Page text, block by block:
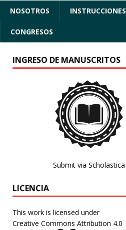
NOSOTROS INSTRUCCIONES
CONGRESOS
INGRESO DE MANUSCRITOS
Submit via Scholastica
LICENCIA
This work is licensed under
Creative Commons Attribution 4.0